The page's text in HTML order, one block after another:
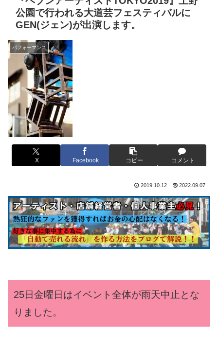
公園で行われる大道芸フェスティバルに
GEN(ジェン)が出演します。
パフォーマンス
X Facebook コピー コメント
2019.10.12 2022.09.07
25日金曜日はイベント全体が雨天中止とな
りました。